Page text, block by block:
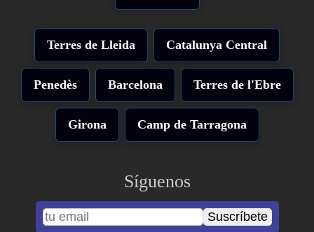
Terres de Lleida Catalunya Central
Penedès Barcelona Terres de l'Ebre
Girona Camp de Tarragona
Síguenos
Suscríbete